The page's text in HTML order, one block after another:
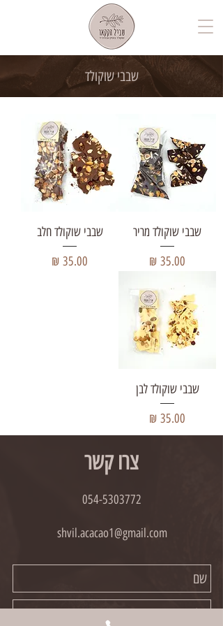
שבבי שוקולד
שבבי שוקולד מריר
מחיר
שבבי שוקולד חלב
מחיר
שבבי שוקולד לבן
מחיר
צרו קשר
054-5303772
shvil.acacao1@gmail.com